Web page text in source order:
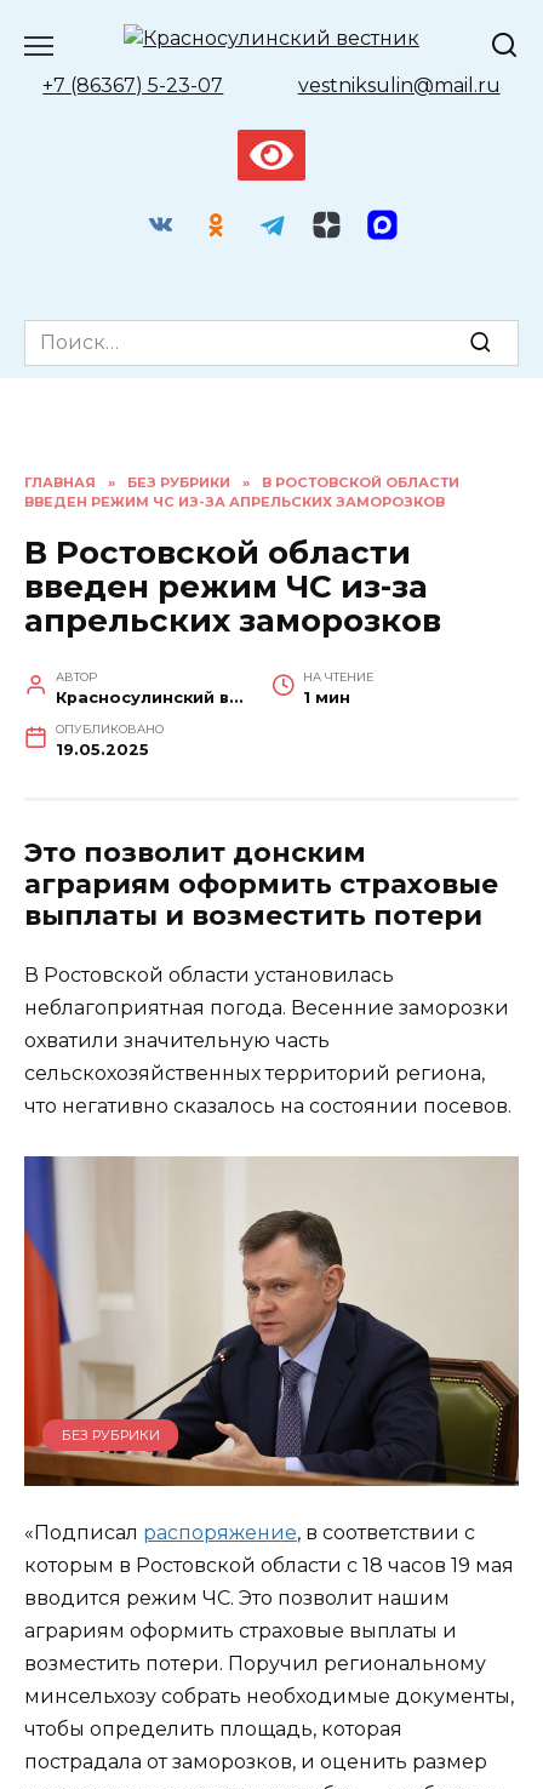
содержанию
+7 (86367) 5-23-07 vestniksulin@mail.ru
Search
for:
ГЛАВНАЯ » БЕЗ РУБРИКИ »
В РОСТОВСКОЙ ОБЛАСТИ
ВВЕДЕН РЕЖИМ ЧС ИЗ-ЗА АПРЕЛЬСКИХ ЗАМОРОЗКОВ
В Ростовской области
введен режим ЧС из-за
апрельских заморозков
АВТОР
Красносулинский вестник
НА ЧТЕНИЕ
1 мин
ОПУБЛИКОВАНО
19.05.2025
Это позволит донским
аграриям оформить страховые
выплаты и возместить потери
В Ростовской области установилась
неблагоприятная погода. Весенние заморозки
охватили значительную часть
сельскохозяйственных территорий региона,
что негативно сказалось на состоянии посевов.
БЕЗ РУБРИКИ
«Подписал распоряжение, в соответствии с
которым в Ростовской области с 18 часов 19 мая
вводится режим ЧС. Это позволит нашим
аграриям оформить страховые выплаты и
возместить потери. Поручил региональному
минсельхозу собрать необходимые документы,
чтобы определить площадь, которая
пострадала от заморозков, и оценить размер